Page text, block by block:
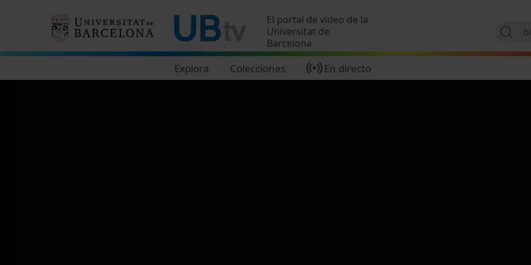
El portal de vídeo de la
Universitat de
Barcelona
Explora Colecciones En directo